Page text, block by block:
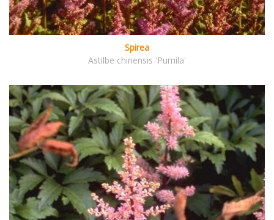
Spirea
Astilbe chinensis 'Pumila'